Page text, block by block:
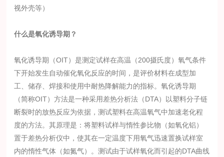
视外壳等）
什么是氧化诱导期？
氧化诱导期（OIT）是测定试样在高温（200摄氏度）氧气条件
下开始发生自动催化氧化反应的时间，是评价材料在成型加
工、储存、焊接和使用中耐热降解能力的指标。氧化诱导期
（简称OIT）方法是一种采用差热分析法（DTA）以塑料分子链
断裂时的放热反应为依据，测试塑料在高温氧气中加速老化程
度的方法。其原理是：将塑料试样与惰性参比物（如氧化铝）
置于差热分析仪中，使其在一定温度下用氧气迅速置换试样室
内的惰性气体（如氮气）。测试由于试样氧化而引起的DTA曲线